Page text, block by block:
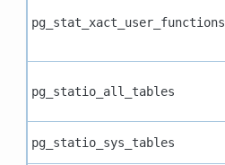
pg_stat_xact_user_functions
pg_statio_all_tables
pg_statio_sys_tables